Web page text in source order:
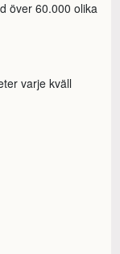
över 60.000 olika
varje kväll